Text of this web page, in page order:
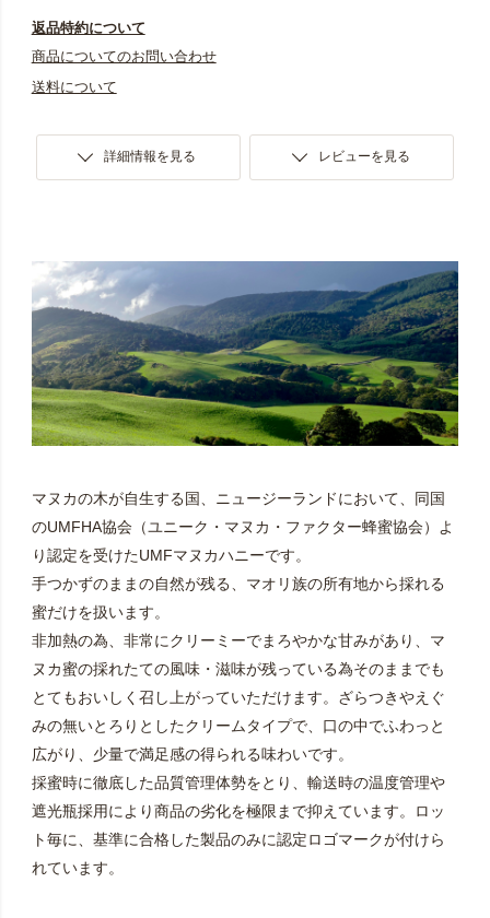
返品特約について
商品についてのお問い合わせ
送料について
詳細情報を見る レビューを見る
マヌカの木が自生する国、ニュージーランドにおいて、同国
のUMFHA協会（ユニーク・マヌカ・ファクター蜂蜜協会）よ
り認定を受けたUMFマヌカハニーです。
手つかずのままの自然が残る、マオリ族の所有地から採れる
蜜だけを扱います。
非加熱の為、非常にクリーミーでまろやかな甘みがあり、マ
ヌカ蜜の採れたての風味・滋味が残っている為そのままでも
とてもおいしく召し上がっていただけます。ざらつきやえぐ
みの無いとろりとしたクリームタイプで、口の中でふわっと
広がり、少量で満足感の得られる味わいです。
採蜜時に徹底した品質管理体勢をとり、輸送時の温度管理や
遮光瓶採用により商品の劣化を極限まで抑えています。ロッ
ト毎に、基準に合格した製品のみに認定ロゴマークが付けら
れています。